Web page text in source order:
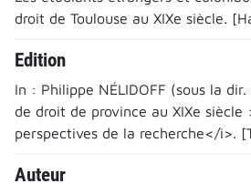
droit de Toulouse au XIXe siècle.
Edition
In : Philippe NÉLIDOFF (sous la
de droit de province au XIXe siècle
perspectives de la recherche</i>.
Auteur